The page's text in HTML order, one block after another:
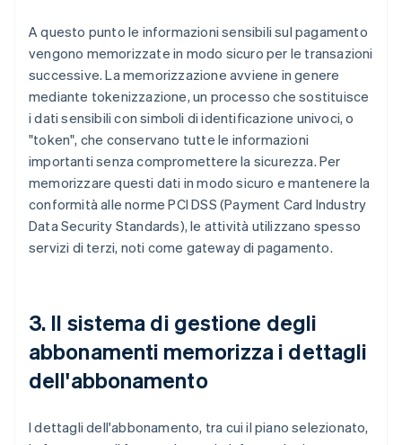
A questo punto le informazioni sensibili sul pagamento
vengono memorizzate in modo sicuro per le transazioni
successive. La memorizzazione avviene in genere
mediante tokenizzazione, un processo che sostituisce
i dati sensibili con simboli di identificazione univoci, o
"token", che conservano tutte le informazioni
importanti senza compromettere la sicurezza. Per
memorizzare questi dati in modo sicuro e mantenere la
conformità alle norme PCI DSS (Payment Card Industry
Data Security Standards), le attività utilizzano spesso
servizi di terzi, noti come gateway di pagamento.
3. Il sistema di gestione degli
abbonamenti memorizza i dettagli
dell'abbonamento
I dettagli dell'abbonamento, tra cui il piano selezionato,